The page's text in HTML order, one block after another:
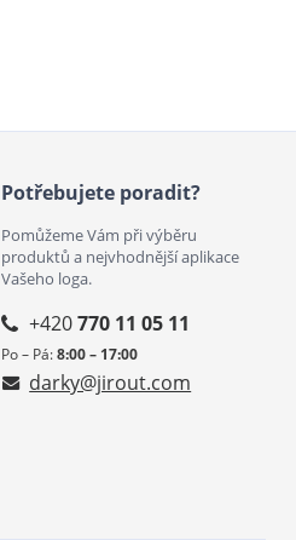
Potřebujete poradit?
Pomůžeme Vám při výběru
produktů a nejvhodnější aplikace
Vašeho loga.
+420770 11 05 11
Po – Pá:8:00 – 17:00
darky@jirout.com